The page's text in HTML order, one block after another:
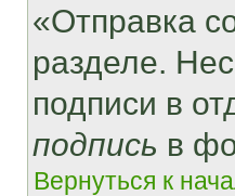
«Отправка
разделе.
подписи в
подпись в
Вернуться к